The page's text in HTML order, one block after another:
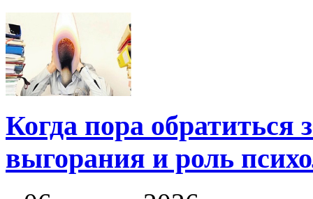
Когда пора
выгорания и роль